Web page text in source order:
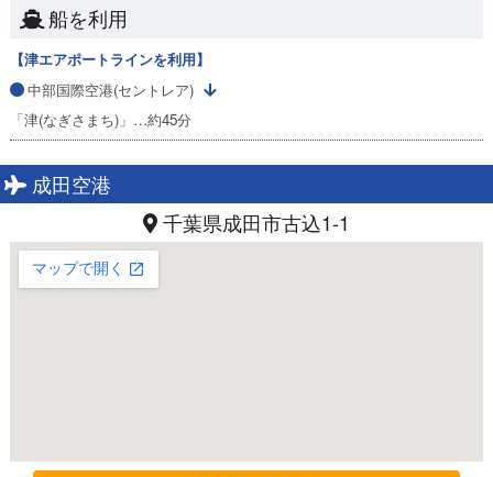
船を利用
【津エアポートラインを利用】
中部国際空港(セントレア)
「津(なぎさまち)」…約45分
成田空港
千葉県成田市古込1-1